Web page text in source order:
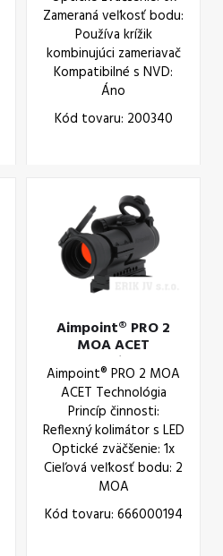
Zameraná veľkosť bodu:
Používa krížik
kombinujúci zameriavač
Kompatibilné s NVD:
Áno
Kód tovaru: 200340
Aimpoint® PRO 2
MOA ACET
Technológia (12841)
Aimpoint® PRO 2 MOA
ACET Technológia
Princíp činnosti:
Reflexný kolimátor s LED
Optické zväčšenie: 1x
Cieľová veľkosť bodu: 2
MOA
Kód tovaru: 666000194